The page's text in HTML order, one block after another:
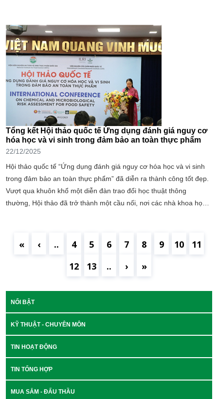
Tổng kết Hội thảo quốc tế Ứng dụng đánh giá nguy cơ
hóa học và vi sinh trong đảm bảo an toàn thực phẩm
22/12/2025
Hội thảo quốc tế “Ứng dụng đánh giá nguy cơ hóa học và vi sinh
trong đảm bảo an toàn thực phẩm” đã diễn ra thành công tốt đẹp.
Vượt qua khuôn khổ một diễn đàn trao đổi học thuật thông
thường, Hội thảo đã trở thành một cầu nối, nơi các nhà khoa học,
« ‹ .. 4 5 6 7 8 9 10
11
12
13 .. › »
NỔI BẬT
KỸ THUẬT - CHUYÊN MÔN
TIN HOẠT ĐỘNG
TIN TỔNG HỢP
MUA SẮM - ĐẤU THẦU